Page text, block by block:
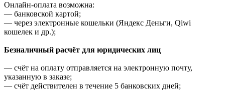
Онлайн-оплата возможна:
— банковской картой;
— через электронные кошельки (Яндекс Деньги, Qiwi
кошелек и др.);
Безналичный расчёт для юридических лиц
— счёт на оплату отправляется на электронную почту,
указанную в заказе;
— счёт действителен в течение 5 банковских дней;